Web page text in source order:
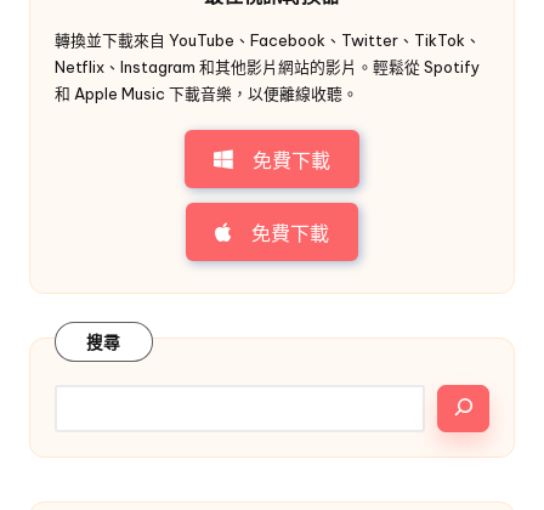
轉換並下載來自 YouTube、Facebook、Twitter、TikTok、
Netflix、Instagram 和其他影片網站的影片。輕鬆從 Spotify
和 Apple Music 下載音樂，以便離線收聽。
免費下載
免費下載
搜尋